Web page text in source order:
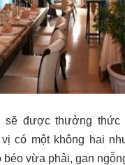
sẽ được thưởng thức
có một không hai
béo vừa phải, gan